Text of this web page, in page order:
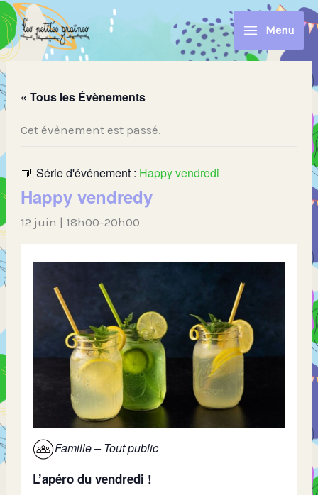
Aller
au
contenu
Menu
« Tous les Évènements
Cet évènement est passé.
Série d'événement : Happy vendredi
Happy vendredy
12 juin | 18h00-20h00
Famille – Tout public
L’apéro du vendredi !